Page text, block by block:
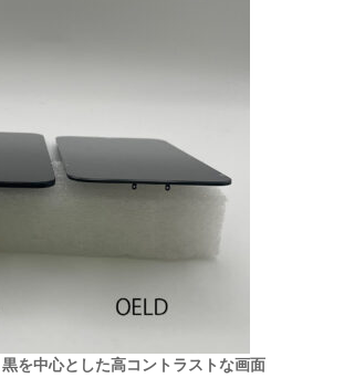
を中心とした高コントラストな画面